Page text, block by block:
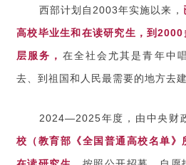
西部计划自2003年实施以来，
高校毕业生和在读研究生，到
层服务， 在全社会尤其是青年中
去、到祖国和人民最需要的地方去
2024—2025年度，由中央财
校（教育部《全国普通高校名单》